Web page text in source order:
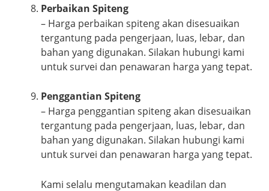
Perbaikan Spiteng
– Harga perbaikan spiteng akan disesuaikan
tergantung pada pengerjaan, luas, lebar, dan
bahan yang digunakan. Silakan hubungi kami
untuk survei dan penawaran harga yang tepat.
Penggantian Spiteng
– Harga penggantian spiteng akan disesuaikan
tergantung pada pengerjaan, luas, lebar, dan
bahan yang digunakan. Silakan hubungi kami
untuk survei dan penawaran harga yang tepat.
Kami selalu mengutamakan keadilan dan